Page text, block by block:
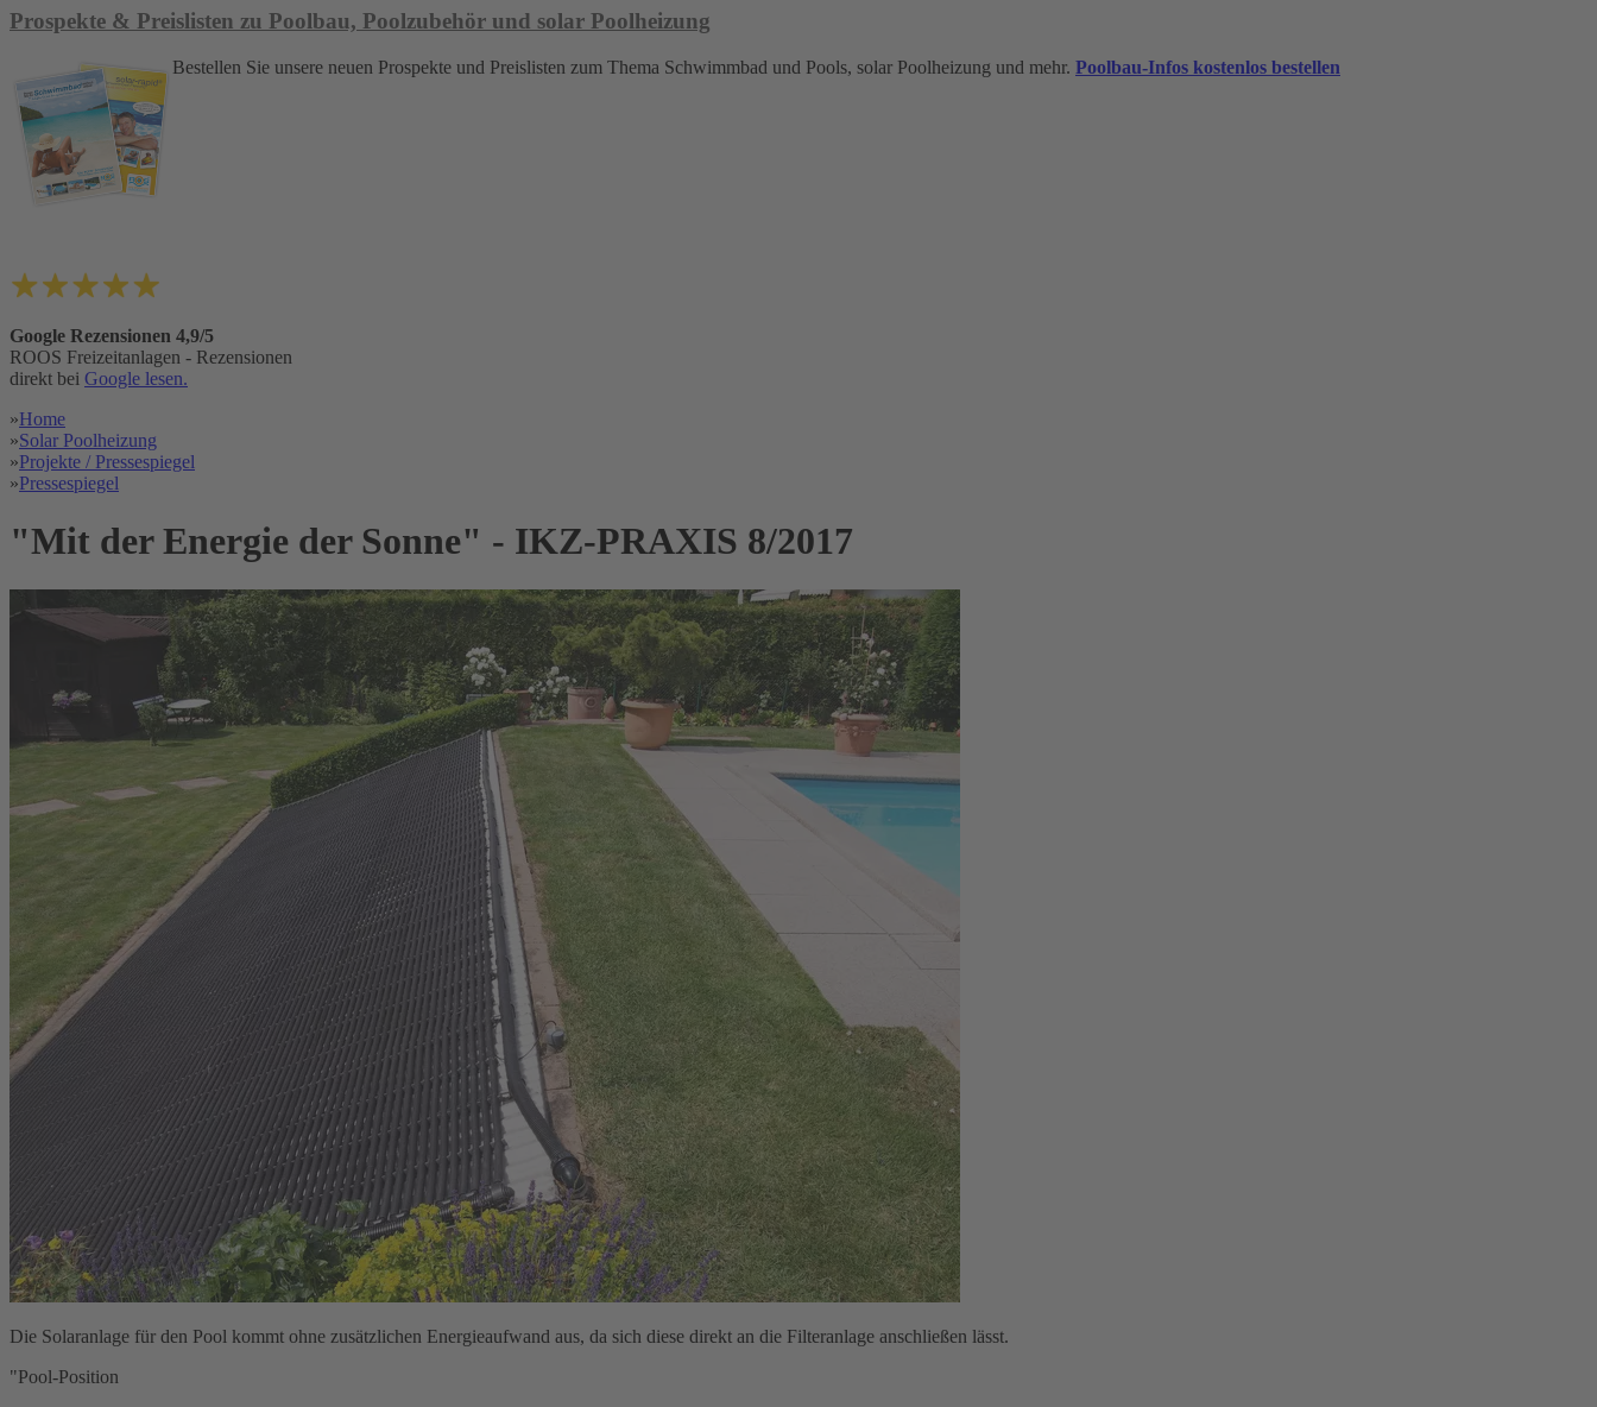
Prospekte & Preislisten zu Poolbau, Poolzubehör und solar Poolheizung
Bestellen Sie unsere neuen Prospekte und Preislisten zum Thema Schwimmbad und Pools, solar Poolheizung und mehr. Poolbau-Infos kostenlos bestellen
Google Rezensionen 4,9/5
ROOS Freizeitanlagen - Rezensionen
direkt bei Google lesen.
»Home
»Solar Poolheizung
»Projekte / Pressespiegel
»Pressespiegel
"Mit der Energie der Sonne" - IKZ-PRAXIS 8/2017
Die Solaranlage für den Pool kommt ohne zusätzlichen Energieaufwand aus, da sich diese direkt an die Filteranlage anschließen lässt.
"Pool-Position